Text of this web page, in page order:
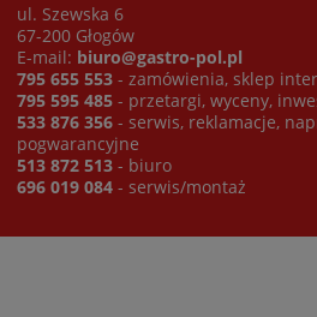
ul. Szewska 6
67-200 Głogów
E-mail: biuro@gastro-pol.pl
795 655 553 - zamówienia, sklep
795 595 485 - przetargi, wyceny,
533 876 356 - serwis, reklamacje,
pogwarancyjne
513 872 513 - biuro
696 019 084 - serwis/montaż